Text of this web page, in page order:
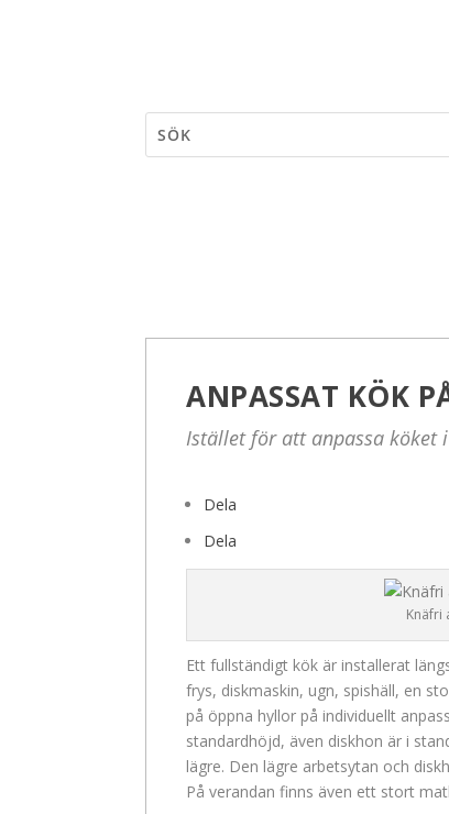
ANPASSAT KÖK
Istället för att anpassa köket
Dela
Dela
Knäfri
Ett fullständigt kök är installerat
frys, diskmaskin, ugn, spishäll, en
på öppna hyllor på individuellt
standardhöjd, även diskhon är i
lägre. Den lägre arbetsytan och
På verandan finns även ett stort